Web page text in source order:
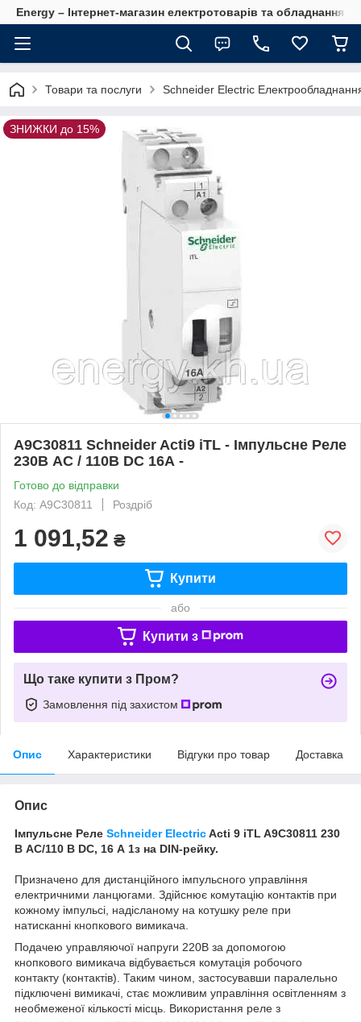
Energy – Інтернет-магазин електротоварів та обладнання
Товари та послуги Schneider Electric
ЗНИЖКИ до 15%
A9C30811 Schneider Acti9 iTL - Імпульсне Реле
230В AC / 110В DC 16А -
Готово до відправки
Код: A9C30811
Роздріб
1 091,52 ₴
Купити
або
Купити з
Що таке купити з Пром?
Замовлення під захистом
Опис Характеристики Відгуки про товар Доставка
Опис
Імпульсне Реле Schneider ElectricActi 9 iTL A9C30811 230
В AC/110 В DC, 16 А 1з на DIN-рейку.
Призначено для дистанційного імпульсного управління
електричними ланцюгами. Здійснює комутацію контактів при
кожному імпульсі, надісланому на котушку реле при
натисканні кнопкового вимикача.
Подачею управляючої напруги 220В за допомогою
кнопкового вимикача відбувається комутація робочого
контакту (контактів). Таким чином, застосувавши паралельно
підключені вимикачі, стає можливим управління освітленням з
необмеженої кількості місць. Використання реле з